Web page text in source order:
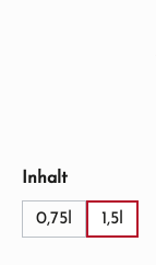
Inhaltauswählen
0,75l 1,5l